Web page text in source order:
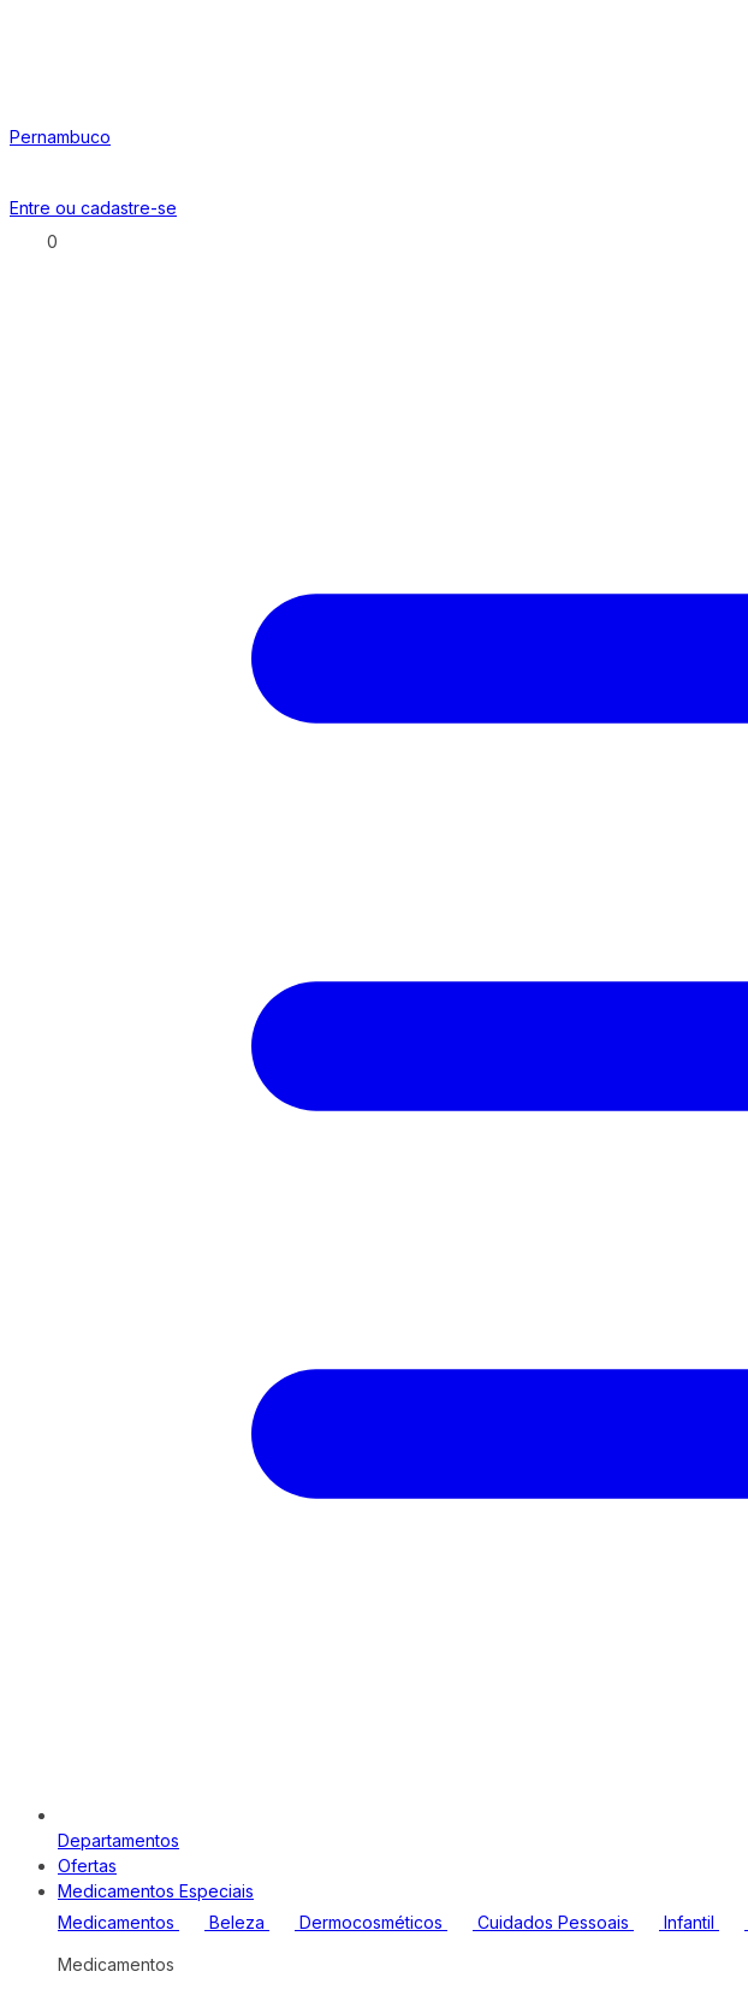
Pernambuco
Entre ou cadastre-se
0
Departamentos
Ofertas
Medicamentos Especiais
Medicamentos
Beleza Dermocosméticos Cuidados Pessoais Infantil
Medicamentos